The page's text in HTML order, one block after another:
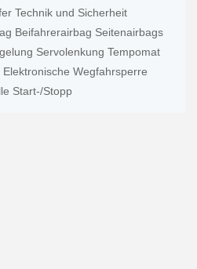
Technik und Sicherheit
Beifahrerairbag Seitenairbags
Servolenkung Tempomat
Wegfahrsperre
Start-/Stopp